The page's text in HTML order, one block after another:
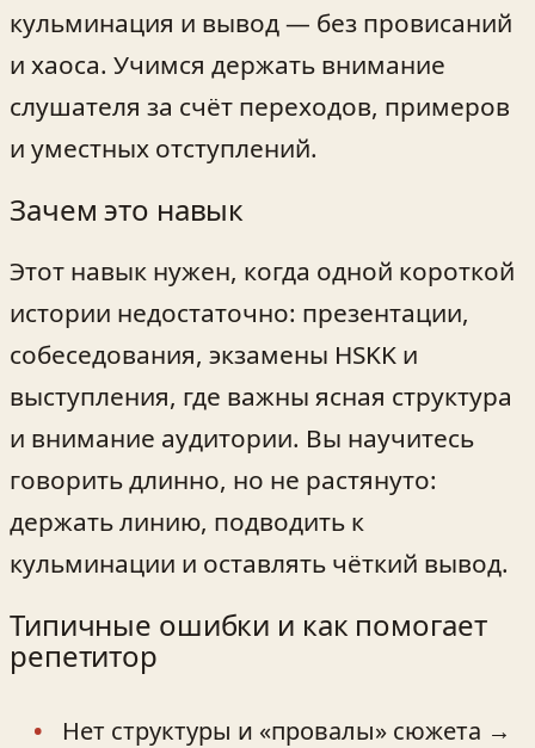
кульминация и вывод — без провисаний
и хаоса. Учимся держать внимание
слушателя за счёт переходов, примеров
и уместных отступлений.
Зачем это навык
Этот навык нужен, когда одной короткой
истории недостаточно: презентации,
собеседования, экзамены HSKK и
выступления, где важны ясная структура
и внимание аудитории. Вы научитесь
говорить длинно, но не растянуто:
держать линию, подводить к
кульминации и оставлять чёткий вывод.
Типичные ошибки и как помогает
репетитор
Нет структуры и «провалы» сюжета →